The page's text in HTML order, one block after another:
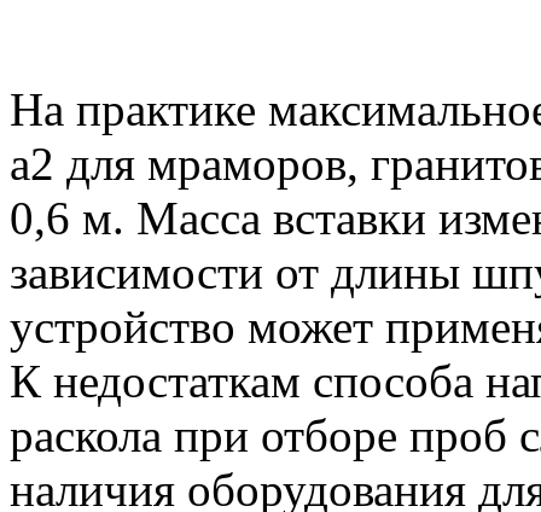
На практике
а2 для мраморов,
0,6 м. Масса вставки
зависимости от длины
устройство может
К недостаткам способа
раскола при отборе проб
наличия оборудования